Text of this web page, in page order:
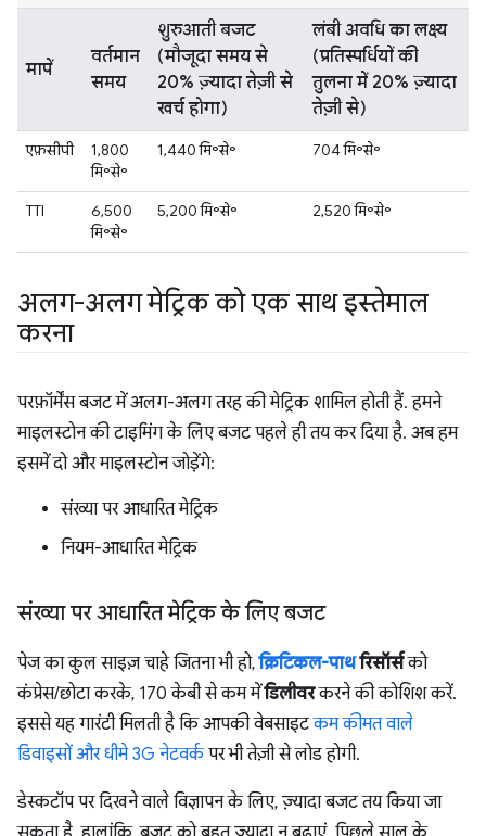
मापें
वर्तमान
समय
शुरुआती बजट
(मौजूदा समय से
20% ज़्यादा तेज़ी से
खर्च होगा)
लंबी अवधि का लक्ष्य
(प्रतिस्पर्धियों की
तुलना में 20% ज़्यादा
तेज़ी से)
एफ़सीपी
1,800
मि॰से॰
1,440 मि॰से॰ 704 मि॰से॰
TTI
6,500
मि॰से॰
5,200 मि॰से॰ 2,520 मि॰से॰
अलग-अलग मेट्रिक को एक साथ इस्तेमाल
करना
परफ़ॉर्मेंस बजट में अलग-अलग तरह की मेट्रिक शामिल होती हैं. हमने
माइलस्टोन की टाइमिंग के लिए बजट पहले ही तय कर दिया है. अब हम
इसमें दो और माइलस्टोन जोड़ेंगे:
संख्या पर आधारित मेट्रिक
नियम-आधारित मेट्रिक
संख्या पर आधारित मेट्रिक के लिए बजट
पेज का कुल साइज़ चाहे जितना भी हो,क्रिटिकल-पाथरिसॉर्सको
कंप्रेस/छोटा करके, 170 केबी से कम मेंडिलीवरकरने की कोशिश करें.
इससे यह गारंटी मिलती है कि आपकी वेबसाइटकम कीमत वाले
डिवाइसों और धीमे 3G नेटवर्कपर भी तेज़ी से लोड होगी.
डेस्कटॉप पर दिखने वाले विज्ञापन के लिए, ज़्यादा बजट तय किया जा